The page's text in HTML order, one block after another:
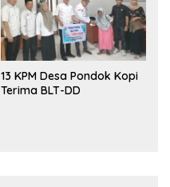
13 KPM Desa Pondok Kopi
Terima BLT-DD